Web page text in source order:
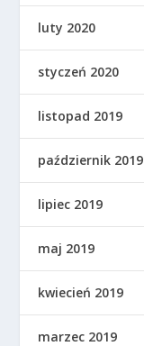
luty 2020
styczeń 2020
listopad 2019
październik 2019
lipiec 2019
maj 2019
kwiecień 2019
marzec 2019